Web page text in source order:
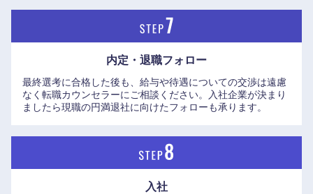
内定・退職フォロー
最終選考に合格した後も、給与や待遇についての交渉は遠慮
なく転職カウンセラーにご相談ください。入社企業が決まり
ましたら現職の円満退社に向けたフォローも承ります。
入社
広島県
山口県 徳島県
香川県 愛媛県